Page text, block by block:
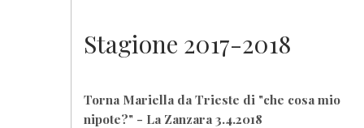
Stagione 2017-2018
Torna Mariella da Trieste di "che cosa mio
nipote?" - La Zanzara 3.4.2018